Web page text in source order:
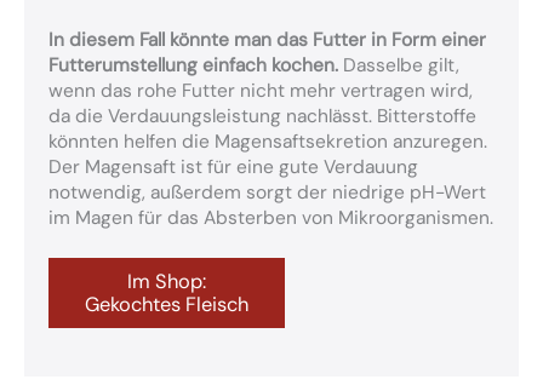
In diesem Fall könnte man das Futter in Form einer
Futterumstellung einfach kochen. Dasselbe gilt,
wenn das rohe Futter nicht mehr vertragen wird,
da die Verdauungsleistung nachlässt. Bitterstoffe
könnten helfen die Magensaftsekretion anzuregen.
Der Magensaft ist für eine gute Verdauung
notwendig, außerdem sorgt der niedrige pH-Wert
im Magen für das Absterben von Mikroorganismen.
Im Shop:
Gekochtes Fleisch